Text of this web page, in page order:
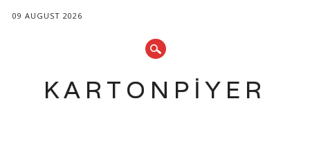
09 AUGUST 2026
KARTONPIYER